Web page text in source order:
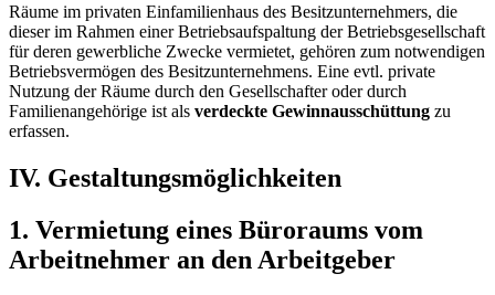
Räume im privaten Einfamilienhaus des Besitzunternehmers, die
dieser im Rahmen einer Betriebsaufspaltung der Betriebsgesellschaft
für deren gewerbliche Zwecke vermietet, gehören zum notwendigen
Betriebsvermögen des Besitzunternehmens. Eine evtl. private
Nutzung der Räume durch den Gesellschafter oder durch
Familienangehörige ist als verdeckte Gewinnausschüttung zu
erfassen.
IV. Gestaltungsmöglichkeiten
1. Vermietung eines Büroraums vom
Arbeitnehmer an den Arbeitgeber